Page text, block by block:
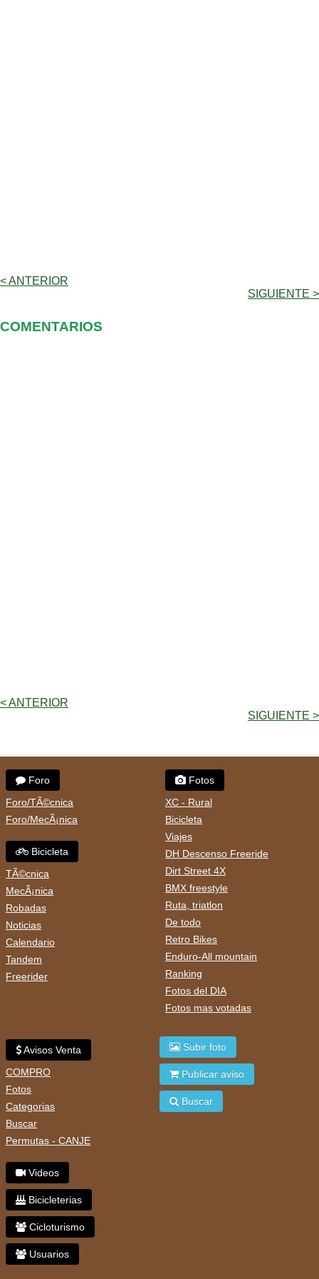
< ANTERIOR
SIGUIENTE >
COMENTARIOS
< ANTERIOR
SIGUIENTE >
Foro
Foro/TÃ©cnica
Foro/MecÃ¡nica
Bicicleta
TÃ©cnica
MecÃ¡nica
Robadas
Noticias
Calendario
Tandem
Freerider
Fotos
XC - Rural
Bicicleta
Viajes
DH Descenso Freeride
Dirt Street 4X
BMX freestyle
Ruta, triatlon
De todo
Retro Bikes
Enduro-All mountain
Ranking
Fotos del DIA
Fotos mas votadas
Avisos Venta
COMPRO
Fotos
Categorias
Buscar
Permutas - CANJE
Videos
Bicicleterias
Cicloturismo
Usuarios
Subir foto
Publicar aviso
Buscar